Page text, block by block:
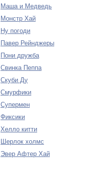
Маша и Медведь
Монстр Хай
Ну погоди
Павер Рейнджеры
Пони дружба
Свинка Пеппа
Скуби Ду
Смурфики
Супермен
Фиксики
Хелло китти
Шерлок холмс
Эвер Афтер Хай